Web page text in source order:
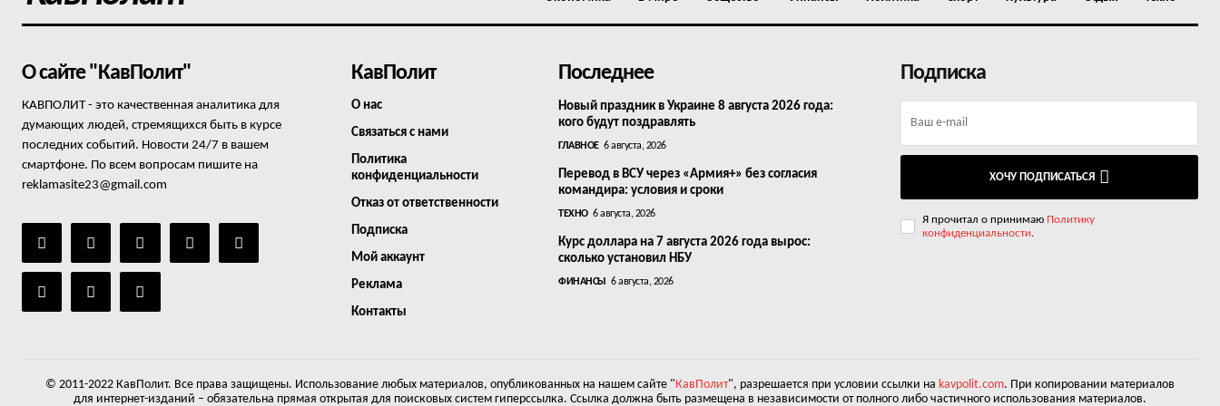
О сайте "КавПолит"
КАВПОЛИТ - это качественная аналитика для
думающих людей, стремящихся быть в курсе
последних событий. Новости 24/7 в вашем
смартфоне. По всем вопросам пишите на
reklamasite23@gmail.com
КавПолит
О нас
Связаться с нами
Политика
конфиденциальности
Отказ от ответственности
Подписка
Мой аккаунт
Реклама
Контакты
Последнее
Новый праздник в Украине 8 августа 2026 года:
кого будут поздравлять
ГЛАВНОЕ 6 августа, 2026
Перевод в ВСУ через «Армия+» без согласия
командира: условия и сроки
ТЕХНО 6 августа, 2026
Курс доллара на 7 августа 2026 года вырос:
сколько установил НБУ
ФИНАНСЫ 6 августа, 2026
Подписка
ХОЧУ ПОДПИСАТЬСЯ
Я прочитал о принимаю Политику
конфиденциальности.
© 2011-2022 КавПолит. Все права защищены. Использование любых материалов, опубликованных на нашем сайте " КавПолит", разрешается при условии ссылки на kavpolit.com. При копировании материалов
для интернет-изданий – обязательна прямая открытая для поисковых систем гиперссылка. Ссылка должна быть размещена в независимости от полного либо частичного использования материалов.